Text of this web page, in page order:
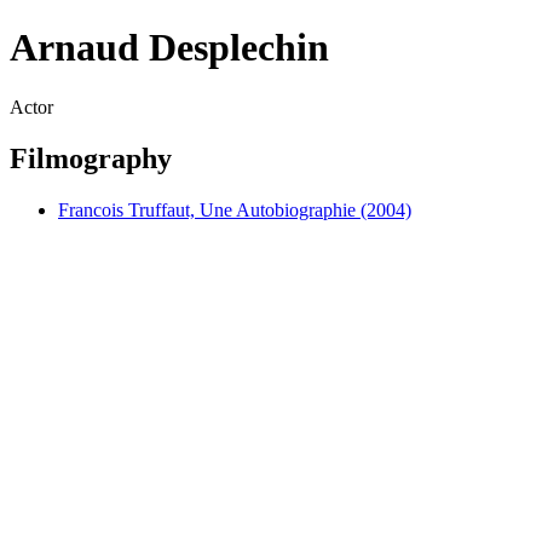
Arnaud Desplechin
Actor
Filmography
Francois Truffaut, Une Autobiographie (2004)